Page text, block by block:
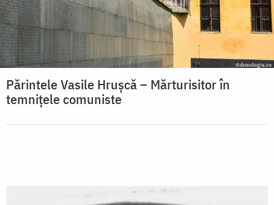
Părintele Vasile Hrușcă – Mărturisitor în
temnițele comuniste